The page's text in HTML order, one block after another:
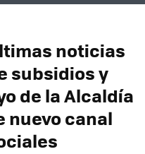
noticias
subsidios y
de la Alcaldía
nuevo canal